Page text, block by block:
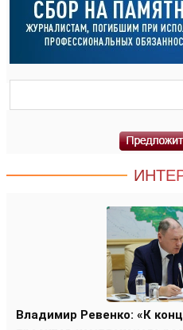
Владимир Ревенко: «К